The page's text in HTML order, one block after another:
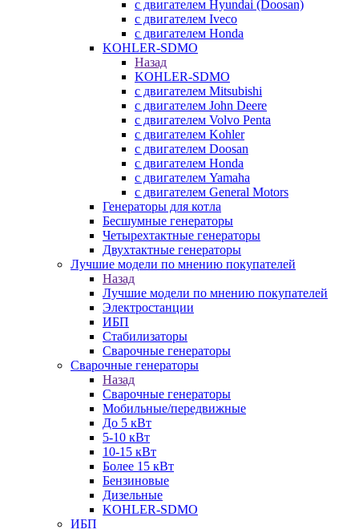
с двигателем Hyundai (Doosan)
с двигателем Iveco
с двигателем Honda
KOHLER-SDMO
Назад
KOHLER-SDMO
с двигателем Mitsubishi
с двигателем John Deere
с двигателем Volvo Penta
с двигателем Kohler
с двигателем Doosan
с двигателем Honda
с двигателем Yamaha
с двигателем General Motors
Генераторы для котла
Бесшумные генераторы
Четырехтактные генераторы
Двухтактные генераторы
Лучшие модели по мнению покупателей
Назад
Лучшие модели по мнению покупателей
Электростанции
ИБП
Стабилизаторы
Сварочные генераторы
Сварочные генераторы
Назад
Сварочные генераторы
Мобильные/передвижные
До 5 кВт
5-10 кВт
10-15 кВт
Более 15 кВт
Бензиновые
Дизельные
KOHLER-SDMO
ИБП